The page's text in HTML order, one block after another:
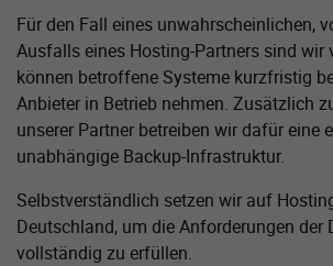
Für den Fall eines unwahrscheinlichen,
Ausfalls eines Hosting-Partners sind wir
können betroffene Systeme kurzfristig
Anbieter in Betrieb nehmen. Zusätzlich
unserer Partner betreiben wir dafür eine
unabhängige Backup-Infrastruktur.
Selbstverständlich setzen wir auf
Deutschland, um die Anforderungen der
vollständig zu erfüllen.